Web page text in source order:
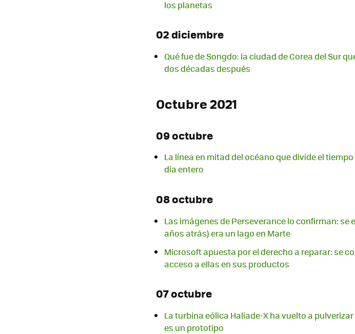
los planetas
02 diciembre
Qué fue de Songdo: la ciudad de Corea del Sur
dos décadas después
Octubre 2021
09 octubre
La línea en mitad del océano que divide el
día entero
08 octubre
Las imágenes de Perseverance lo confirman:
años atrás) era un lago en Marte
Microsoft apuesta por el derecho a reparar: se
acceso a ellas en sus productos
07 octubre
La turbina eólica Haliade-X ha vuelto a
es un prototipo